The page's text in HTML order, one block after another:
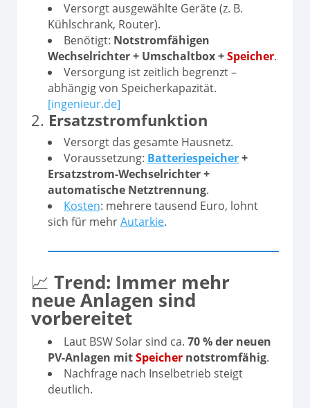
Versorgt ausgewählte Geräte (z. B.
Kühlschrank, Router).
Benötigt: Notstromfähigen
Wechselrichter + Umschaltbox +Speicher.
Versorgung ist zeitlich begrenzt –
abhängig von Speicherkapazität.
[ingenieur.de]
2. Ersatzstromfunktion
Versorgt das gesamte Hausnetz.
Voraussetzung: Batteriespeicher+
Ersatzstrom-Wechselrichter +
automatische Netztrennung.
Kosten: mehrere tausend Euro, lohnt
sich für mehrAutarkie.
📈 Trend: Immer mehr
neue Anlagen sind
vorbereitet
Laut BSW Solar sind ca. 70 % der neuen
PV-Anlagen mitSpeicher notstromfähig.
Nachfrage nach Inselbetrieb steigt
deutlich.